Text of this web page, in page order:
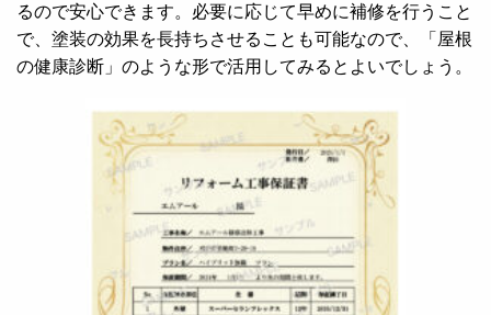
るので安心できます。必要に応じて早めに補修を行うこと
で、塗装の効果を長持ちさせることも可能なので、「屋根
の健康診断」のような形で活用してみるとよいでしょう。